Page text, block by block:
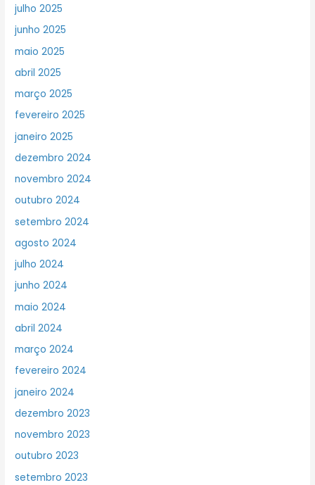
julho 2025
junho 2025
maio 2025
abril 2025
março 2025
fevereiro 2025
janeiro 2025
dezembro 2024
novembro 2024
outubro 2024
setembro 2024
agosto 2024
julho 2024
junho 2024
maio 2024
abril 2024
março 2024
fevereiro 2024
janeiro 2024
dezembro 2023
novembro 2023
outubro 2023
setembro 2023